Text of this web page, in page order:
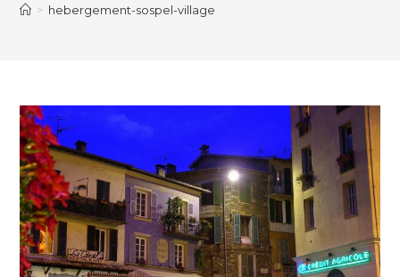
> hebergement-sospel-village